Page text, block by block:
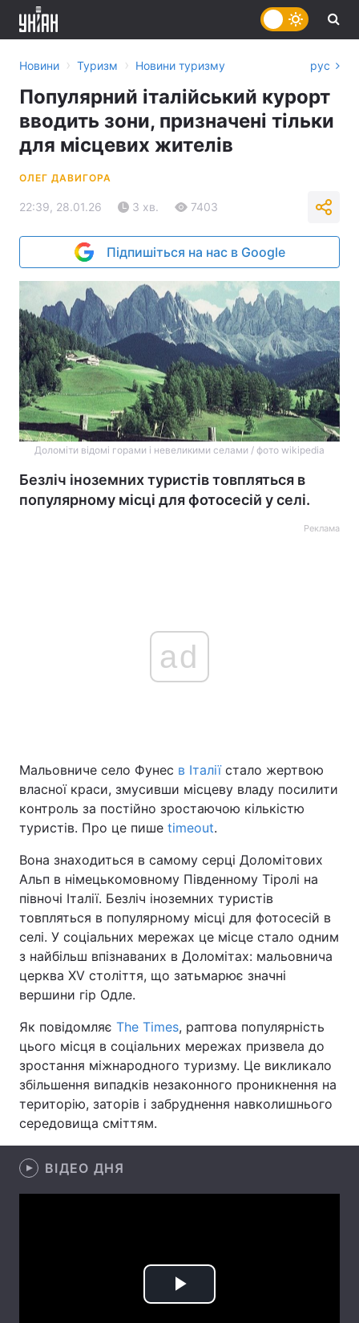
Головна Війна
Україна Політика
Економіка Світ
Спорт Наука
Техно і зв'язок
Зброя Інциденти
Здоров'я
Цікавинки Погода
Екологія Регіони
Лонгріди
Новини › Туризм › Новини туризму рус
Популярний італійський курорт
вводить зони, призначені тільки
для місцевих жителів
ОЛЕГ ДАВИГОРА
22:39, 28.01.26 3 хв. 7403
Підпишіться на нас в Google
Доломіти відомі горами і невеликими селами / фото wikipedia
Безліч іноземних туристів товпляться в
популярному місці для фотосесій у селі.
Реклама
ad
Мальовниче село Фунес в Італіїстало жертвою
власної краси, змусивши місцеву владу посилити
контроль за постійно зростаючою кількістю
туристів. Про це пише timeout.
Вона знаходиться в самому серці Доломітових
Альп в німецькомовному Південному Тіролі на
півночі Італії. Безліч іноземних туристів
товпляться в популярному місці для фотосесій в
селі. У соціальних мережах це місце стало одним
з найбільш впізнаваних в Доломітах: мальовнича
церква XV століття, що затьмарює значні
вершини гір Одле.
Як повідомляє The Times, раптова популярність
цього місця в соціальних мережах призвела до
зростання міжнародного туризму. Це викликало
збільшення випадків незаконного проникнення на
територію, заторів і забруднення навколишнього
середовища сміттям.
ВІДЕО ДНЯ
Play